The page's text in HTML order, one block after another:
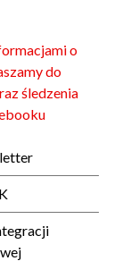
o
do
śledzenia